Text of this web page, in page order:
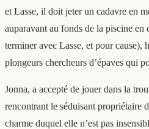
et Lasse, il doit jeter un cadavre en
auparavant au fonds de la piscine
terminer avec Lasse, et pour cause),
plongeurs chercheurs d’épaves qui
Jonna, a accepté de jouer dans la
rencontrant le séduisant propriétaire
charme duquel elle n’est pas